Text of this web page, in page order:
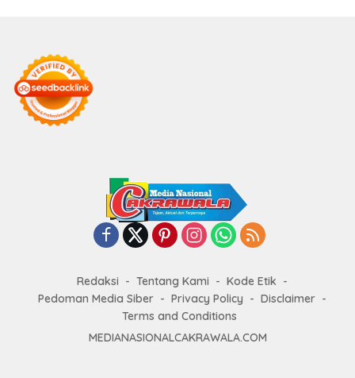
Redaksi Tentang Kami
Kode Etik
Pedoman Media Siber
Privacy Policy
Disclaimer
Terms and Conditions
MEDIANASIONALCAKRAWALA.COM